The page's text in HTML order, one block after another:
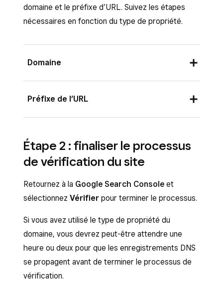
domaine et le préfixe d’URL. Suivez les étapes
nécessaires en fonction du type de propriété.
Domaine
propriétaire de votre nom de domaine
personnalisé. Cette option couvre toutes les
domaines.
Pour vérifier la propriété d’un domaine, vous
devrez créer un enregistrement TXT pour le
domaine en utilisant la valeur fournie par Google.
enregistrements des domaines Vente en
ligne Square si Square héberge votre domaine
et que vous souhaitez ajouter un
enregistrement TXT. Si votre domaine est
hébergé par un tiers et que vous ne savez pas
Préfixe de l’URL
est publié dans un sous-domaine gratuit. Google
propose plusieurs méthodes pour vérifier la
propriété d’un préfixe d’URL, mais la méthode
de la balise HTML est la plus simple.
Dans Search Console de Google, sous
« Autres modes de vérification », cliquez
sur la
balise HTML
pour ouvrir le volet.
Copiez le code fourni par Google.
Connectez-vous auTableau de bord
Square
Étape 2 : finaliser le processus
de vérification du site
Retournez à la Google Search Console et
sélectionnez Vérifier pour terminer le processus.
Si vous avez utilisé le type de propriété du
domaine, vous devrez peut-être attendre une
heure ou deux pour que les enregistrements DNS
se propagent avant de terminer le processus de
vérification.